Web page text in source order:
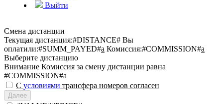
Выйти
Смена дистанции
Текущая дистанция:#DISTANCE# Вы
оплатили:#SUMM_PAYED#a Комиссия:#COMMISSION#a
Выберите дистанцию
Внимание Комиссия за смену дистанции равна
#COMMISSION#a
С условиями трансфера номеров согласен
Далее